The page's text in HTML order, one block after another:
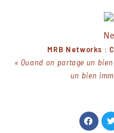
MRB Networks :
« Quand on partage un
un bien